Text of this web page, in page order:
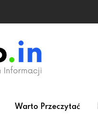
Warto Przeczytać